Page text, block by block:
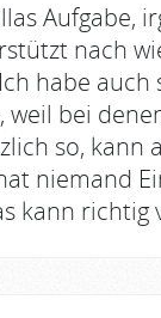
Aufgabe,
nach
habe
weil bei
so, kann
niemand
kann richtig